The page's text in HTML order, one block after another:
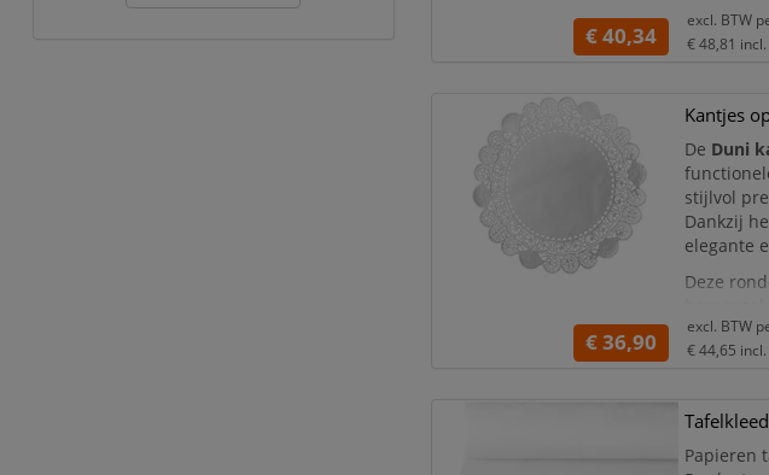
slijtage
€ 40,34
excl. BTW
€ 48,81
Kantjes
De Duni
stijlvol
Dankzij
elegante
Deze
voor een
€ 36,90
excl. BTW
€ 44,65
Papieren